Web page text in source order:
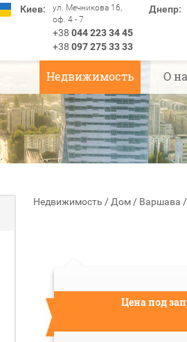
Киев:
ул. Мечникова 16,
оф. 4 - 7
+38 044 223 34 45
+38 097 275 33 33
Днепр:
Недвижимость О
Недвижимость / Дом / Варшава /
Цена под